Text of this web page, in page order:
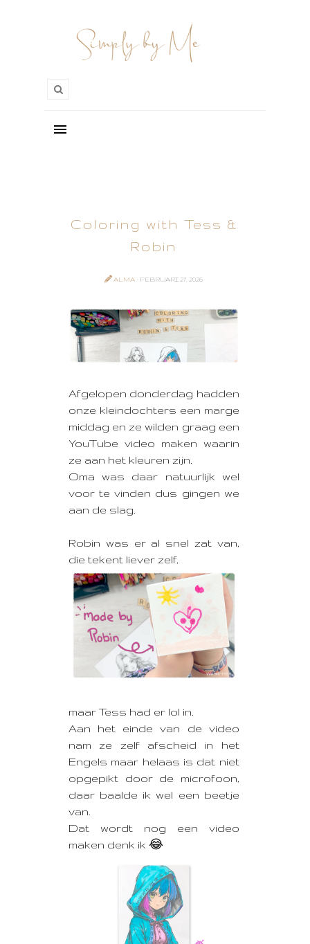
Coloring with Tess &
Robin
ALMA - FEBRUARI 27, 2026
Afgelopen donderdag hadden
onze kleindochters een marge
middag en ze wilden graag een
YouTube video maken waarin
ze aan het kleuren zijn.
Oma was daar natuurlijk wel
voor te vinden dus gingen we
aan de slag.
Robin was er al snel zat van,
die tekent liever zelf,
maar Tess had er lol in.
Aan het einde van de video
nam ze zelf afscheid in het
Engels maar helaas is dat niet
opgepikt door de microfoon,
daar baalde ik wel een beetje
van.
Dat wordt nog een video
maken denk ik 😂